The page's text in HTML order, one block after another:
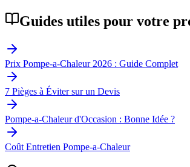
Guides utiles pour votre
Prix Pompe-a-Chaleur 2026 : Guide Complet
7 Pièges à Éviter sur un Devis
Pompe-a-Chaleur d'Occasion : Bonne Idée ?
Coût Entretien Pompe-a-Chaleur